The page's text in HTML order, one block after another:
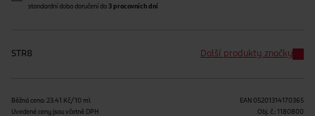
standardní doba doručení do 3 pracovních dní
STR8 Další produkty značky
Běžná cena: 23.41 Kč/10 ml
Uvedené ceny jsou včetně DPH
EAN 05201314170365
Obj. č.: 1180800